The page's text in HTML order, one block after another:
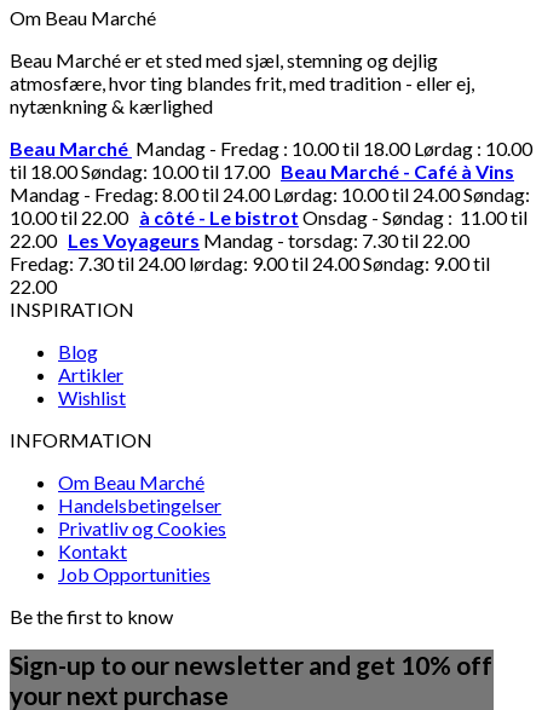
Om Beau Marché
Beau Marché er et sted med sjæl, stemning og dejlig
atmosfære, hvor ting blandes frit, med tradition - eller ej,
nytænkning & kærlighed
Beau Marché Mandag - Fredag : 10.00 til 18.00 Lørdag : 10.00
til 18.00 Søndag: 10.00 til 17.00 Beau Marché - Café à Vins
Mandag - Fredag: 8.00 til 24.00 Lørdag: 10.00 til 24.00 Søndag:
10.00 til 22.00 à côté - Le bistrot Onsdag - Søndag : 11.00 til
22.00 Les Voyageurs Mandag - torsdag: 7.30 til 22.00
Fredag: 7.30 til 24.00 lørdag: 9.00 til 24.00 Søndag: 9.00 til
22.00
INSPIRATION
Blog
Artikler
Wishlist
INFORMATION
Om Beau Marché
Handelsbetingelser
Privatliv og Cookies
Kontakt
Job Opportunities
Be the first to know
Sign-up to our newsletter and get 10% off
your next purchase